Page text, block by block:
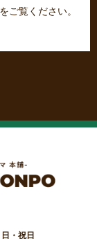
をご覧ください。
・祝日